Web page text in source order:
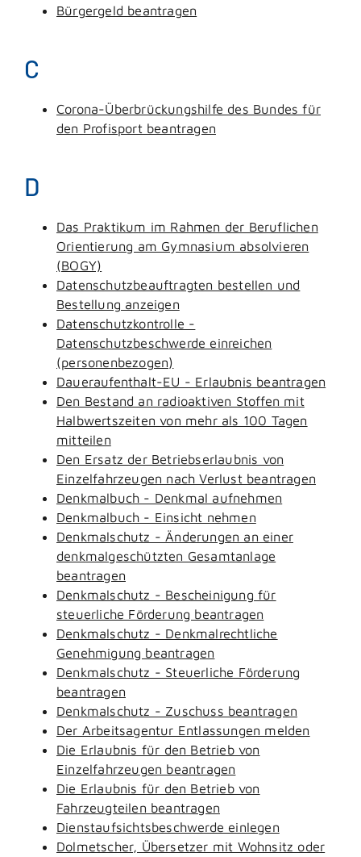
Bürgergeld beantragen
C
Corona-Überbrückungshilfe des Bundes für
den Profisport beantragen
D
Das Praktikum im Rahmen der Beruflichen
Orientierung am Gymnasium absolvieren
(BOGY)
Datenschutzbeauftragten bestellen und
Bestellung anzeigen
Datenschutzkontrolle -
Datenschutzbeschwerde einreichen
(personenbezogen)
Daueraufenthalt-EU - Erlaubnis beantragen
Den Bestand an radioaktiven Stoffen mit
Halbwertszeiten von mehr als 100 Tagen
mitteilen
Den Ersatz der Betriebserlaubnis von
Einzelfahrzeugen nach Verlust beantragen
Denkmalbuch - Denkmal aufnehmen
Denkmalbuch - Einsicht nehmen
Denkmalschutz - Änderungen an einer
denkmalgeschützten Gesamtanlage
beantragen
Denkmalschutz - Bescheinigung für
steuerliche Förderung beantragen
Denkmalschutz - Denkmalrechtliche
Genehmigung beantragen
Denkmalschutz - Steuerliche Förderung
beantragen
Denkmalschutz - Zuschuss beantragen
Der Arbeitsagentur Entlassungen melden
Die Erlaubnis für den Betrieb von
Einzelfahrzeugen beantragen
Die Erlaubnis für den Betrieb von
Fahrzeugteilen beantragen
Dienstaufsichtsbeschwerde einlegen
Dolmetscher, Übersetzer mit Wohnsitz oder